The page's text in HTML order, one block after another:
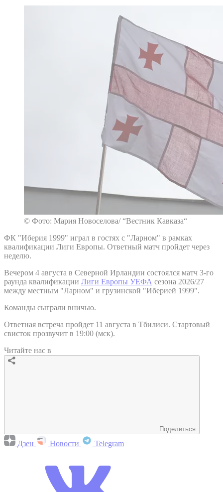
© Фото: Мария Новоселова/ “Вестник Кавказа“
ФК "Иберия 1999" играл в гостях с "Ларном" в рамках
квалификации Лиги Европы. Ответный матч пройдет через
неделю.
Вечером 4 августа в Северной Ирландии состоялся матч 3-го
раунда квалификации Лиги Европы УЕФА сезона 2026/27
между местным "Ларном" и грузинской "Иберией 1999".
Команды сыграли вничью.
Ответная встреча пройдет 11 августа в Тбилиси. Стартовый
свисток прозвучит в 19:00 (мск).
Читайте нас в
Поделиться
Дзен Новости Telegram